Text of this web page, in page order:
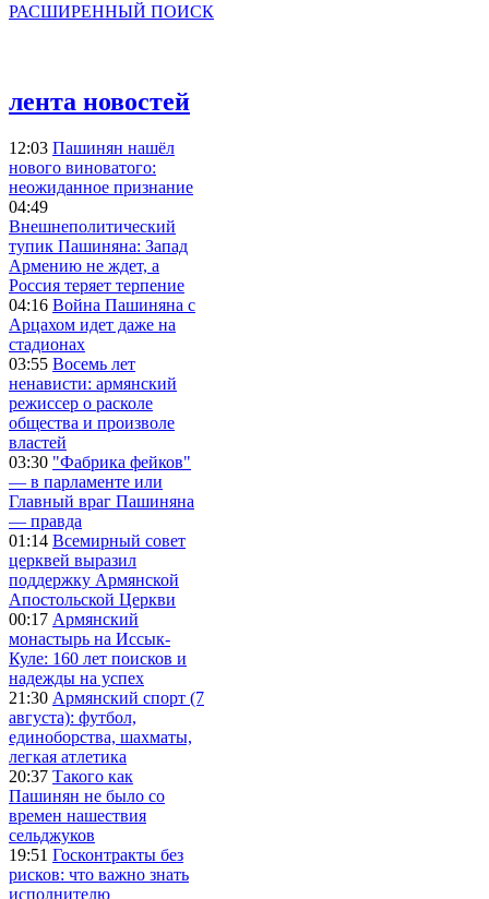
РАСШИРЕННЫЙ ПОИСК
лента новостей
12:03 Пашинян нашёл
нового виноватого:
неожиданное признание
04:49
Внешнеполитический
тупик Пашиняна: Запад
Армению не ждет, а
Россия теряет терпение
04:16 Война Пашиняна с
Арцахом идет даже на
стадионах
03:55 Восемь лет
ненависти: армянский
режиссер о расколе
общества и произволе
властей
03:30 "Фабрика фейков"
— в парламенте или
Главный враг Пашиняна
— правда
01:14 Всемирный совет
церквей выразил
поддержку Армянской
Апостольской Церкви
00:17 Армянский
монастырь на Иссык-
Куле: 160 лет поисков и
надежды на успех
21:30 Армянский спорт (7
августа): футбол,
единоборства, шахматы,
легкая атлетика
20:37 Такого как
Пашинян не было со
времен нашествия
сельджуков
19:51 Госконтракты без
рисков: что важно знать
исполнителю